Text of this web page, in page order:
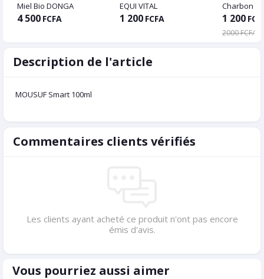
Miel Bio DONGA
4 500 FCFA
EQUI VITAL
1 200 FCFA
Charbon
1 200
2000 FCFA
Description de l'article
MOUSUF Smart 100ml
Commentaires clients vérifiés
Les clients ayant acheté ce produit n'ont pas encore
émis d'avis.
Vous pourriez aussi aimer